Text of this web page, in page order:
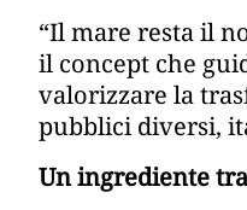
“Il mare resta il
il concept che
valorizzare la
pubblici diversi,
Un ingrediente